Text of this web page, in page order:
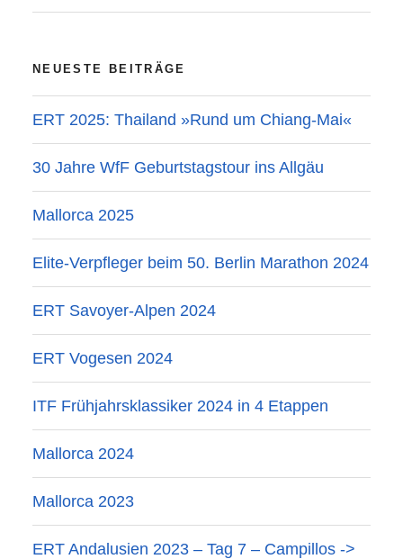
NEUESTE BEITRÄGE
ERT 2025: Thailand »Rund um Chiang-Mai«
30 Jahre WfF Geburtstagstour ins Allgäu
Mallorca 2025
Elite-Verpfleger beim 50. Berlin Marathon 2024
ERT Savoyer-Alpen 2024
ERT Vogesen 2024
ITF Frühjahrsklassiker 2024 in 4 Etappen
Mallorca 2024
Mallorca 2023
ERT Andalusien 2023 – Tag 7 – Campillos ->